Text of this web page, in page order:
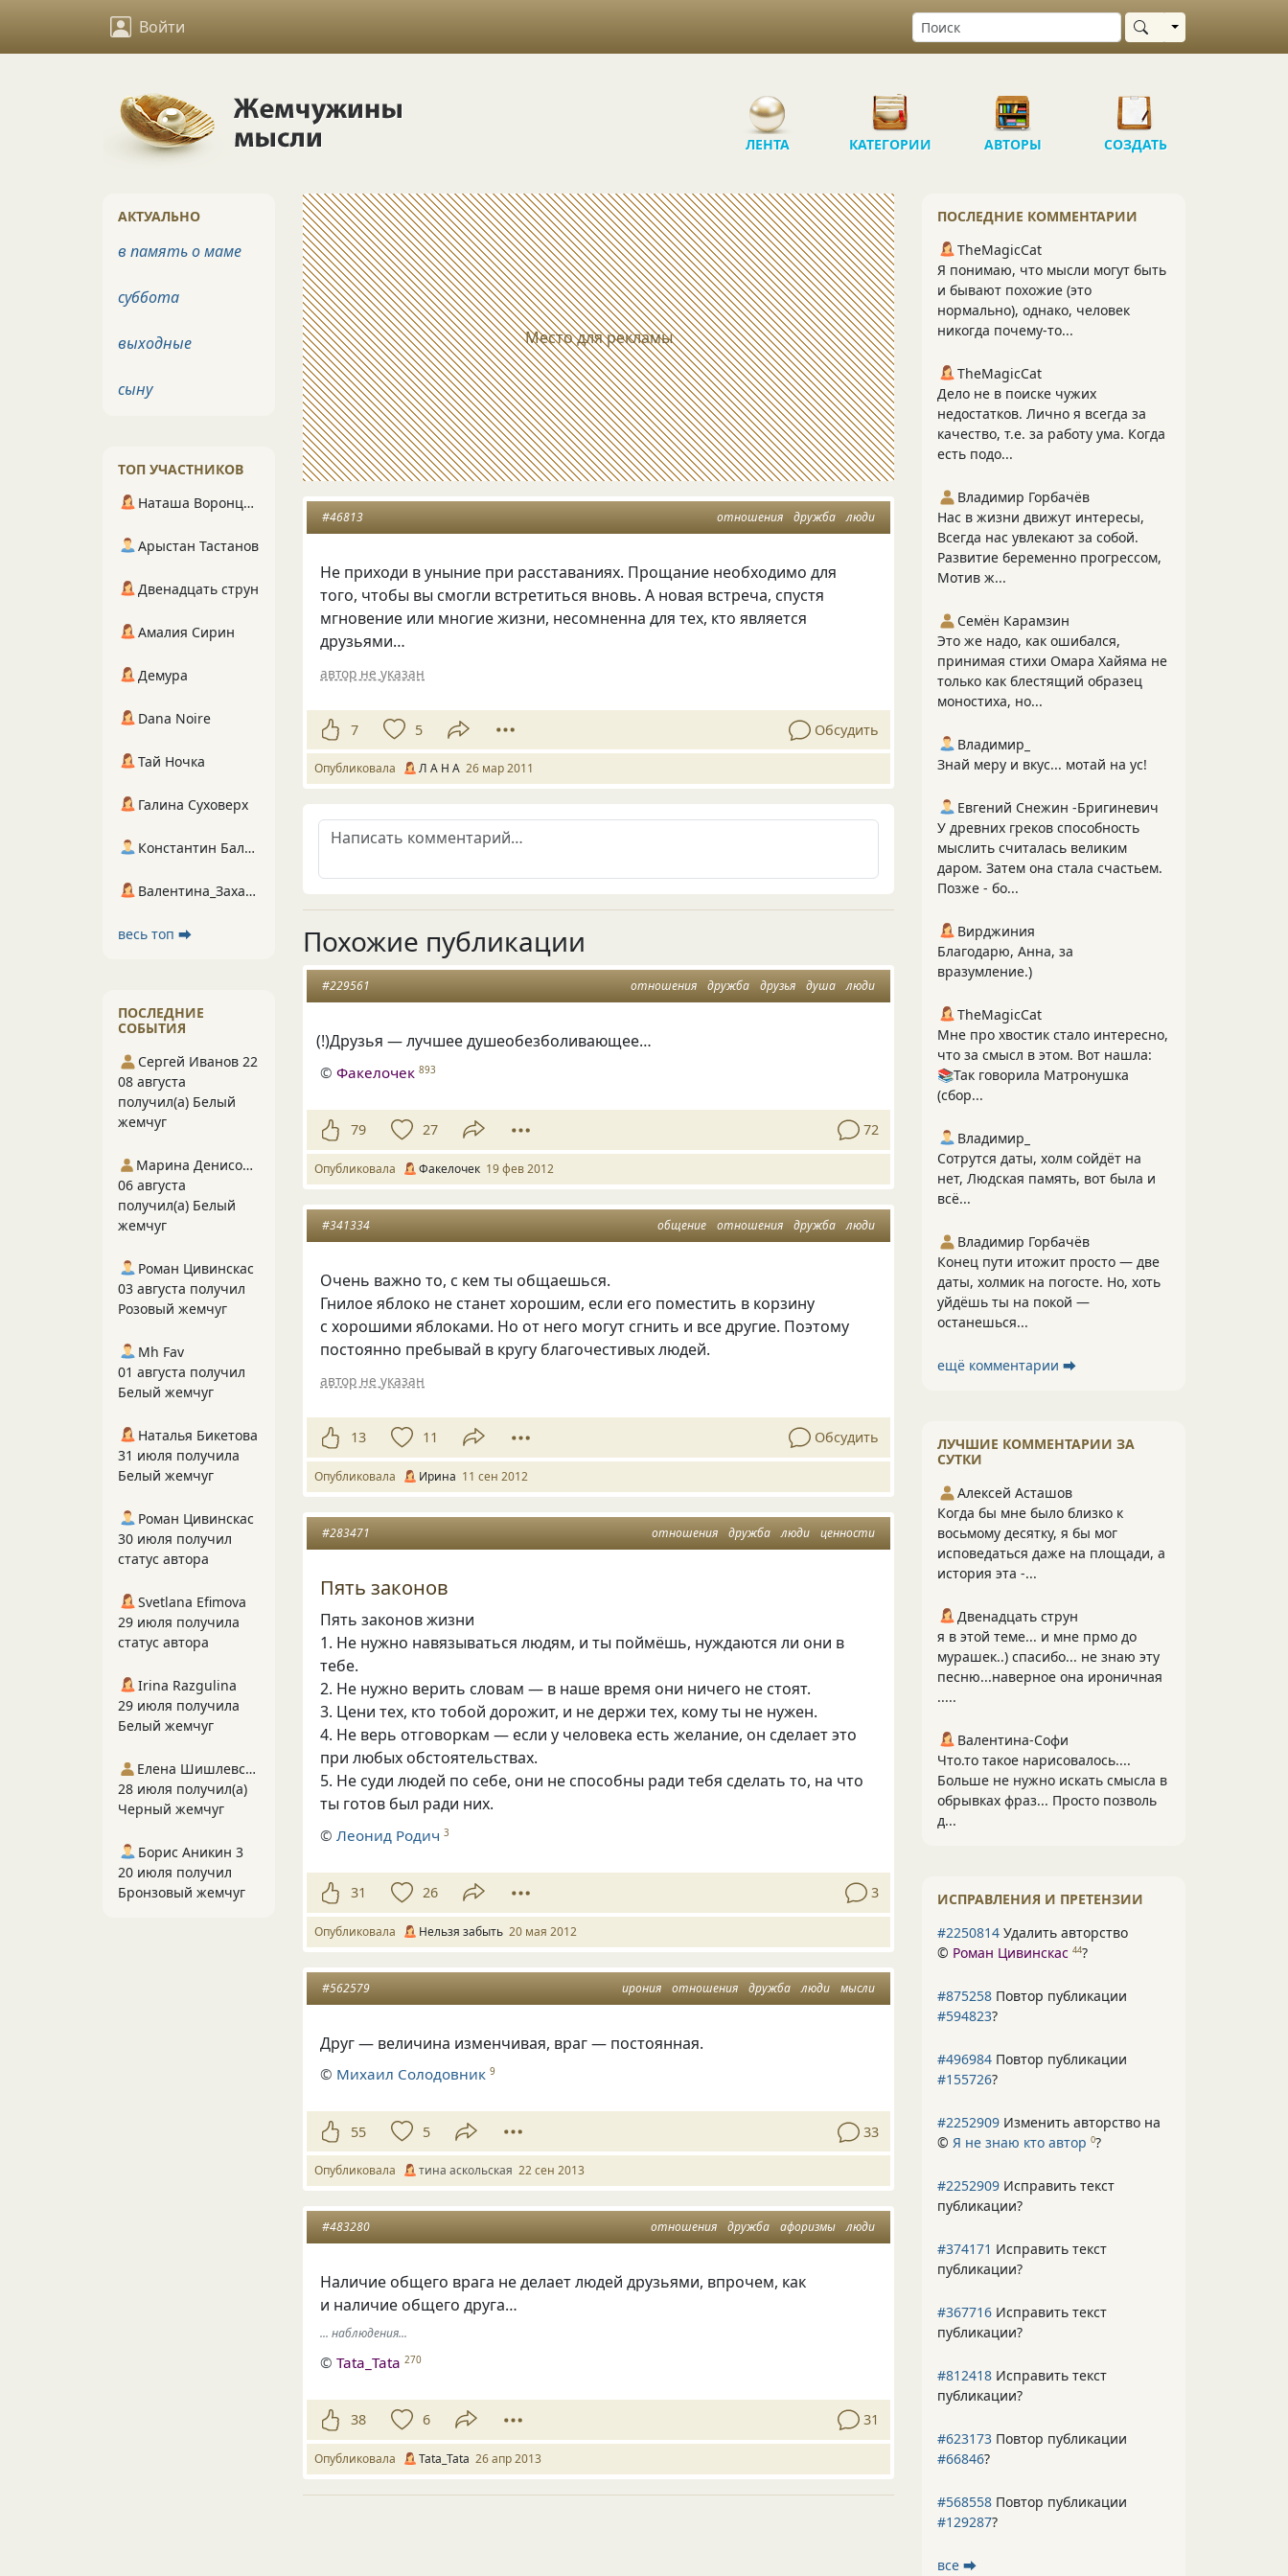
Войти Выбрать область
ЛЕНТА КАТЕГОРИИ АВТОРЫ СОЗДАТЬ
Место для рекламы
отношения дружба люди
#46813
Не приходи в уныние при расставаниях. Прощание необходимо для
того, чтобы вы смогли встретиться вновь. А новая встреча, спустя
мгновение или многие жизни, несомненна для тех, кто является
друзьями…
автор не указан
7 5 Обсудить
Опубликовала Л А Н А 26 мар 2011
Похожие публикации
отношения дружба друзья душа люди
#229561
(!)Друзья — лучшее душеобезболивающее…
©Факелочек 893
79 27 72
Опубликовала Факелочек 19 фев 2012
общение отношения дружба люди
#341334
Очень важно то, с кем ты общаешься.
Гнилое яблоко не станет хорошим, если его поместить в корзину
с хорошими яблоками. Но от него могут сгнить и все другие. Поэтому
постоянно пребывай в кругу благочестивых людей.
автор не указан
13 11 Обсудить
Опубликовала Ирина 11 сен 2012
отношения дружба люди ценности
#283471
Пять законов
Пять законов жизни
1. Не нужно навязываться людям, и ты поймёшь, нуждаются ли они в
тебе.
2. Не нужно верить словам — в наше время они ничего не стоят.
3. Цени тех, кто тобой дорожит, и не держи тех, кому ты не нужен.
4. Не верь отговоркам — если у человека есть желание, он сделает это
при любых обстоятельствах.
5. Не суди людей по себе, они не способны ради тебя сделать то, на что
ты готов был ради них.
©Леонид Родич 3
31 26 3
Опубликовала Нельзя забыть 20 мая 2012
ирония отношения дружба люди мысли
#562579
Друг — величина изменчивая, враг — постоянная.
© Михаил Солодовник 9
55 5 33
Опубликовала тина аскольская 22 сен 2013
отношения дружба афоризмы люди
#483280
Наличие общего врага не делает людей друзьями, впрочем, как
и наличие общего друга…
... наблюдения...
©Tata_Tata 270
38 6 31
Опубликовала Tata_Tata 26 апр 2013
ПОСЛЕДНИЕ КОММЕНТАРИИ
TheMagicCat
Я понимаю, что мысли могут быть
и бывают похожие (это
нормально), однако, человек
никогда почему-то...
TheMagicCat
Дело не в поиске чужих
недостатков. Лично я всегда за
качество, т.е. за работу ума. Когда
есть подо...
Владимир Горбачёв
Нас в жизни движут интересы,
Всегда нас увлекают за собой.
Развитие беременно прогрессом,
Мотив ж...
Семён Карамзин
Это же надо, как ошибался,
принимая стихи Омара Хайяма не
только как блестящий образец
моностиха, но...
Владимир_
Знай меру и вкус... мотай на ус!
Евгений Снежин -Бригиневич
У древних греков способность
мыслить считалась великим
даром. Затем она стала счастьем.
Позже - бо...
Вирджиния
Благодарю, Анна, за
вразумление.)
TheMagicCat
Мне про хвостик стало интересно,
что за смысл в этом. Вот нашла:
📚Так говорила Матронушка
(сбор...
Владимир_
Сотрутся даты, холм сойдёт на
нет, Людская память, вот была и
всё...
Владимир Горбачёв
Конец пути итожит просто — две
даты, холмик на погосте. Но, хоть
уйдёшь ты на покой —
останешься...
ещё комментарии ⮕
ЛУЧШИЕ КОММЕНТАРИИ ЗА
СУТКИ
Алексей Асташов
Когда бы мне было близко к
восьмому десятку, я бы мог
исповедаться даже на площади, а
история эта -...
Двенадцать струн
я в этой теме... и мне прмо до
мурашек..) спасибо... не знаю эту
песню...наверное она ироничная
.....
Валентина-Софи
Что.то такое нарисовалось....
Больше не нужно искать смысла в
обрывках фраз... Просто позволь
д...
ИСПРАВЛЕНИЯ И ПРЕТЕНЗИИ
#2250814 Удалить авторство
© Роман Цивинскас 44?
#875258 Повтор публикации
#594823?
#496984 Повтор публикации
#155726?
#2252909 Изменить авторство на
© Я не знаю кто автор 0?
#2252909 Исправить текст
публикации?
#374171 Исправить текст
публикации?
#367716 Исправить текст
публикации?
#812418 Исправить текст
публикации?
#623173 Повтор публикации
#66846?
#568558 Повтор публикации
#129287?
все ⮕
АКТУАЛЬНО
в память о маме
суббота
выходные
сыну
ТОП УЧАСТНИКОВ
Наташа Воронцова
Арыстан Тастанов
Двенадцать струн
Амалия Сирин
Демура
Dana Noire
Тай Ночка
Галина Суховерх
Константин Балухта
Валентина_Захарова
весь топ ⮕
ПОСЛЕДНИЕ
СОБЫТИЯ
Сергей Иванов 22
08 августа
получил(а) Белый
жемчуг
Марина Денисова 5
06 августа
получил(а) Белый
жемчуг
Роман Цивинскас
03 августа получил
Розовый жемчуг
Mh Fav
01 августа получил
Белый жемчуг
Наталья Бикетова
31 июля получила
Белый жемчуг
Роман Цивинскас
30 июля получил
статус автора
Svetlana Efimova
29 июля получила
статус автора
Irina Razgulina
29 июля получила
Белый жемчуг
Елена Шишлевская
28 июля получил(а)
Черный жемчуг
Борис Аникин 3
20 июля получил
Бронзовый жемчуг